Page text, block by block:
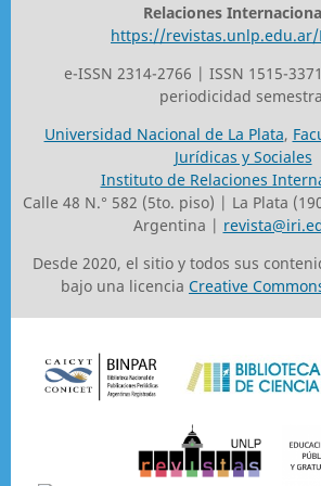
Relaciones
https://revistas.unlp.edu.ar/
e-ISSN 2314-2766 | ISSN 1515-
periodicidad
Universidad Nacional de La Plata,
Jurídicas y Sociales
Instituto de Relaciones
Calle 48 N.° 582 (5to. piso) | La Plata
Argentina |
Desde 2020, el sitio y todos sus
bajo una licencia Creative